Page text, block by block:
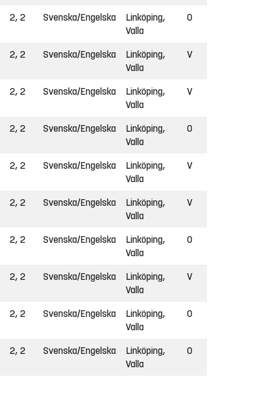
2, 2 Svenska/Engelska
Linköping,
Valla
O
2, 2 Svenska/Engelska
Linköping,
Valla
V
2, 2 Svenska/Engelska
Linköping,
Valla
V
2, 2 Svenska/Engelska
Linköping,
Valla
O
2, 2 Svenska/Engelska
Linköping,
Valla
V
2, 2 Svenska/Engelska
Linköping,
Valla
V
2, 2 Svenska/Engelska
Linköping,
Valla
O
2, 2 Svenska/Engelska
Linköping,
Valla
V
2, 2 Svenska/Engelska
Linköping,
Valla
O
2, 2 Svenska/Engelska
Linköping,
Valla
O